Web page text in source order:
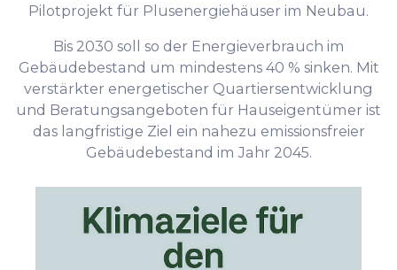
Pilotprojekt für Plusenergiehäuser im Neubau.
Bis 2030 soll so der Energieverbrauch im
Gebäudebestand um mindestens 40 % sinken. Mit
verstärkter energetischer Quartiersentwicklung
und Beratungsangeboten für Hauseigentümer ist
das langfristige Ziel ein nahezu emissionsfreier
Gebäudebestand im Jahr 2045.